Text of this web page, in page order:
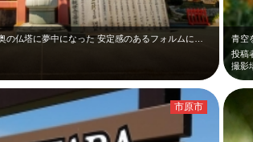
青空
投稿
撮影
市原市